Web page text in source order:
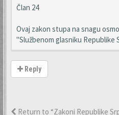
Član 24
Ovaj zakon stupa na snagu
"Službenom glasniku Republike
Reply
Return to “Zakoni Republike